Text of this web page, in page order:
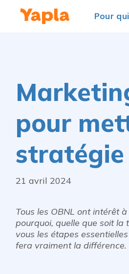
Pour qui
pour
stratégie
21 avril 2024
Tous les OBNL ont intérêt
pourquoi, quelle que soit
vous les étapes
fera vraiment la différence.